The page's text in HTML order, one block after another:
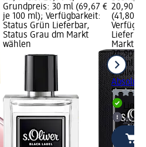
Grundpreis: 30 ml (69,67 €
je 100 ml); Verfügbarkeit:
Status Grün Lieferbar,
Status Grau dm Markt
wählen
20,90 €;
(41,80 €
Markt
20,90 €
50 ml
s.Oliver
dm